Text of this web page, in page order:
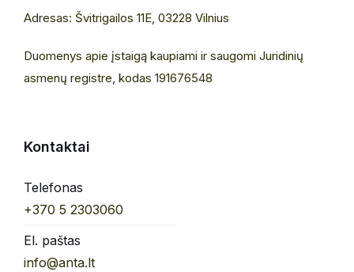
Adresas: Švitrigailos 11E, 03228 Vilnius
Duomenys apie įstaigą kaupiami ir saugomi Juridinių
asmenų registre, kodas 191676548
Kontaktai
Telefonas
+370 5 2303060
El. paštas
info@anta.lt